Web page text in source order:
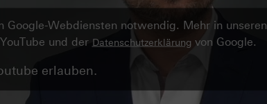
Webdiensten notwendig. Mehr in unseren
und der Datenschutzerklärung von Google.
erlauben.